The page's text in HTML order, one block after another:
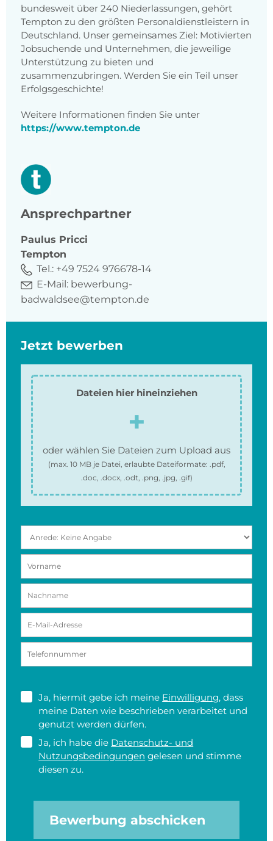
bundesweit über 240 Niederlassungen, gehört
Tempton zu den größten Personaldienstleistern in
Deutschland. Unser gemeinsames Ziel: Motivierten
Jobsuchende und Unternehmen, die jeweilige
Unterstützung zu bieten und
zusammenzubringen. Werden Sie ein Teil unser
Erfolgsgeschichte!
Weitere Informationen finden Sie unter
https://www.tempton.de
Ansprechpartner
Paulus Pricci
Tempton
Tel.: +49 7524 976678-14
E-Mail: bewerbung-
badwaldsee@tempton.de
Jetzt bewerben
Dateien hier hineinziehen
oder wählen Sie Dateien zum Upload aus
(max. 10 MBje Datei, erlaubte Dateiformate: .pdf,
.doc, .docx, .odt, .png, .jpg, .gif)
Ja, hiermit gebe ich meine Einwilligung, dass
meine Daten wie beschrieben verarbeitet und
genutzt werden dürfen.
Ja, ich habe die Datenschutz- und
Nutzungsbedingungen gelesen und stimme
diesen zu.
Bewerbung abschicken